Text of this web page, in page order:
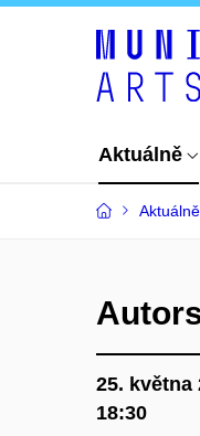
Aktuálně
Aktuálně
25. května
18:30